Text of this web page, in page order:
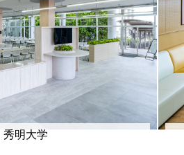
秀明大学